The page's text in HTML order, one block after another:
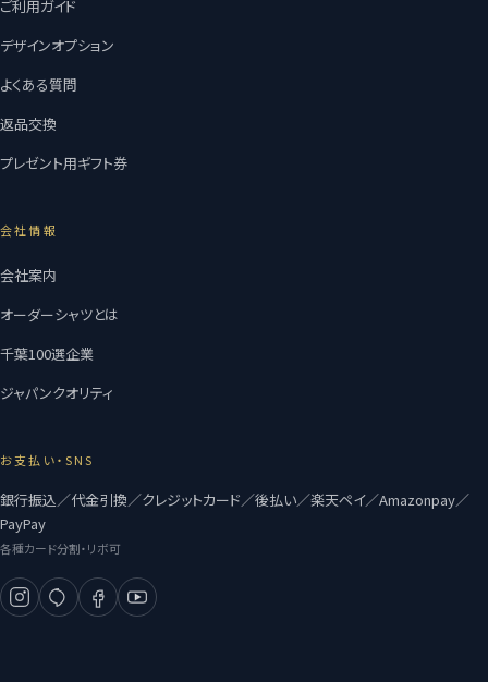
ご利用ガイド
デザインオプション
よくある質問
返品交換
プレゼント用ギフト券
会社情報
会社案内
オーダーシャツとは
千葉100選企業
ジャパンクオリティ
お支払い・SNS
銀行振込／代金引換／クレジットカード／後払い／楽天ペイ／Amazonpay／
PayPay
各種カード分割・リボ可